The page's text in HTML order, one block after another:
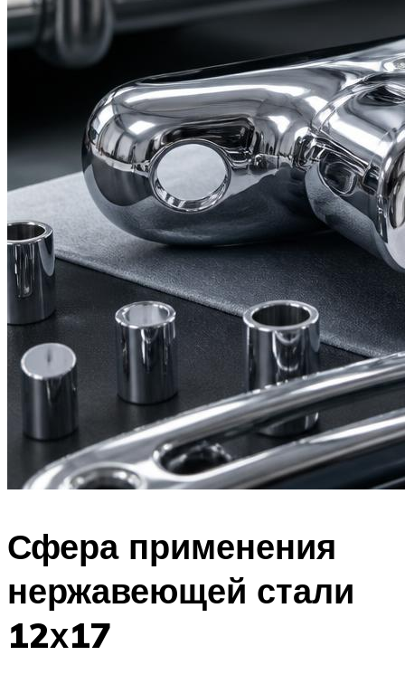
Сфера применения
нержавеющей стали
12х17